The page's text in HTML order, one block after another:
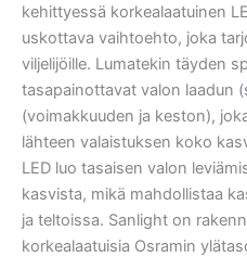
kehittyessä korkealaatuinen
uskottava vaihtoehto, joka
viljelijöille. Lumatekin täyden
tasapainottavat valon laadun
(voimakkuuden ja keston),
lähteen valaistuksen koko
LED luo tasaisen valon
kasvista, mikä mahdollistaa
ja teltoissa. Sanlight on
korkealaatuisia Osramin